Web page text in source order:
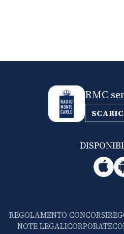
RMC
REGOLAMENTO CONCORSI
NOTE LEGALICORPORATE